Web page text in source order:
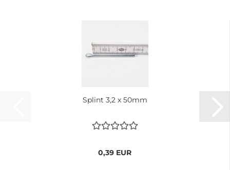
Splint 3,2 x 50mm
0,39 EUR